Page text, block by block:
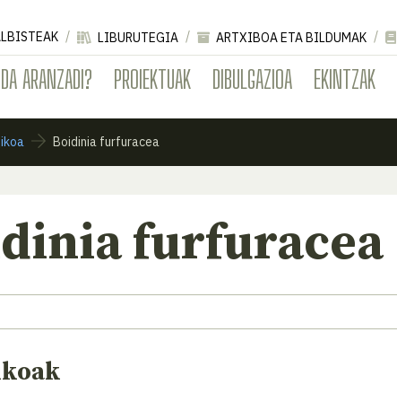
ARANZADI? PROIEKTUAK DIBULGAZIOA EKINTZAK
LIBURUTEGIA ARTXIBOA ETA BILDUMAK
Boidinia furfuracea
furfuracea